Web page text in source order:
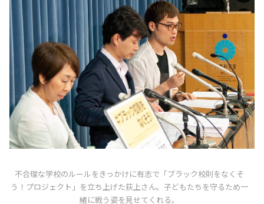
不合理な学校のルールをきっかけに有志で「ブラック校則をなくそ
う！プロジェクト」を立ち上げた荻上さん。子どもたちを守るため一
緒に戦う姿を見せてくれる。